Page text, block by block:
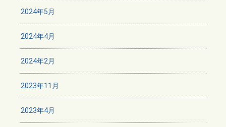
2024年5月
2024年4月
2024年2月
2023年11月
2023年4月